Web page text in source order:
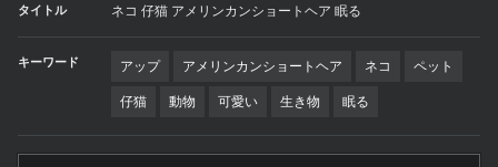
タイトル ネコ 仔猫 アメリンカンショートヘア 眠る
キーワード アップ アメリンカンショートヘア ネコ ペット
仔猫 動物 可愛い 生き物 眠る